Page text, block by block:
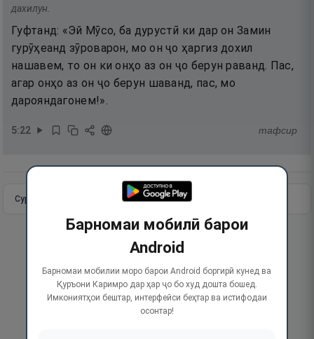
дахилун.
Гуфтанд: «Эй Мӯсо, ба дурустӣ ки дар он Замин
гурӯҳеанд зӯроварон, мо он ҷо ҳаргиз дохил
нашавем, то он ки онҳо аз он ҷо берун раванд. Пас,
агар онҳо аз он ҷо берун шаванд, пас, мо
дарояндагонем!».
5:22 тафсир
Сураи пурра Идома додан
Барномаи мобилӣ барои
Android
Барномаи мобилии моро барои Android боргирӣ кунед ва
Қуръони Каримро дар ҳар ҷо бо худ дошта бошед.
Имкониятҳои бештар, интерфейси беҳтар ва истифодаи
осонтар!